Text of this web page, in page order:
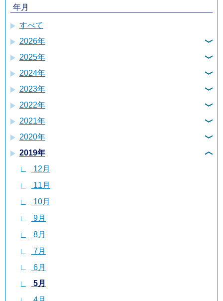
年月
すべて
2026年
8月
7月
6月
5月
4月
3月
2月
1月
2025年
12月
11月
10月
9月
8月
7月
6月
5月
4月
3月
2月
1月
2024年
12月
11月
10月
9月
8月
7月
6月
5月
4月
3月
2月
1月
2023年
12月
11月
10月
9月
8月
7月
6月
5月
4月
3月
2月
1月
2022年
12月
11月
10月
9月
8月
7月
6月
5月
4月
3月
2月
2021年
12月
11月
10月
9月
8月
7月
6月
5月
4月
3月
2020年
12月
11月
10月
9月
8月
7月
6月
5月
4月
2019年
12月
11月
10月
9月
8月
7月
6月
5月